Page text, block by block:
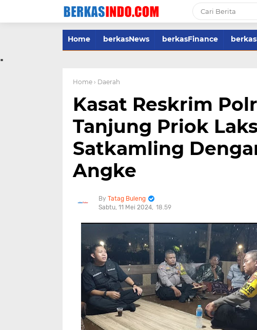
Home berkasNews berkasFinance
.
Home › Daerah
Kasat Reskrim
Tanjung Priok
Satkamling
Angke
Tatag Buleng
Sabtu, 11 Mei 2024 18.59